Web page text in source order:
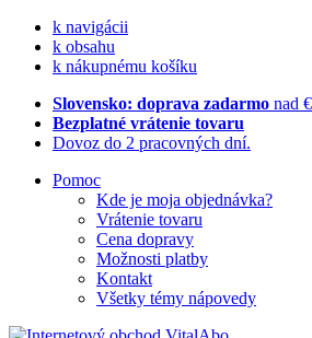
k navigácii
k obsahu
k nákupnému košíku
Slovensko: doprava zadarmo nad
Bezplatné vrátenie tovaru
Dovoz do 2 pracovných dní.
Pomoc
Kde je moja objednávka?
Vrátenie tovaru
Cena dopravy
Možnosti platby
Kontakt
Všetky témy nápovedy